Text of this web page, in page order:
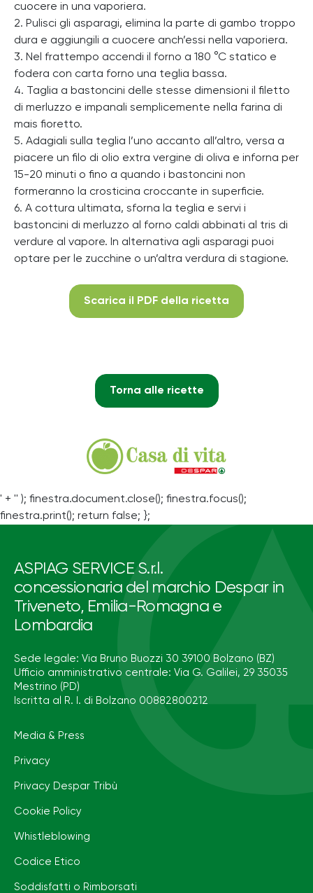
cuocere in una vaporiera.
2. Pulisci gli asparagi, elimina la parte di gambo troppo
dura e aggiungili a cuocere anch’essi nella vaporiera.
3. Nel frattempo accendi il forno a 180 °C statico e
fodera con carta forno una teglia bassa.
4. Taglia a bastoncini delle stesse dimensioni il filetto
di merluzzo e impanali semplicemente nella farina di
mais fioretto.
5. Adagiali sulla teglia l’uno accanto all’altro, versa a
piacere un filo di olio extra vergine di oliva e inforna per
15-20 minuti o fino a quando i bastoncini non
formeranno la crosticina croccante in superficie.
6. A cottura ultimata, sforna la teglia e servi i
bastoncini di merluzzo al forno caldi abbinati al tris di
verdure al vapore. In alternativa agli asparagi puoi
optare per le zucchine o un’altra verdura di stagione.
Scarica il PDF della ricetta
Torna alle ricette
' + '' ); finestra.document.close(); finestra.focus();
finestra.print(); return false; };
ASPIAG SERVICE S.r.l.
concessionaria del marchio Despar in
Triveneto, Emilia-Romagna e
Lombardia
Sede legale: Via Bruno Buozzi 30 39100 Bolzano (BZ)
Ufficio amministrativo centrale: Via G. Galilei, 29 35035
Mestrino (PD)
Iscritta al R. I. di Bolzano 00882800212
Media & Press
Privacy
Privacy Despar Tribù
Cookie Policy
Whistleblowing
Codice Etico
Soddisfatti o Rimborsati